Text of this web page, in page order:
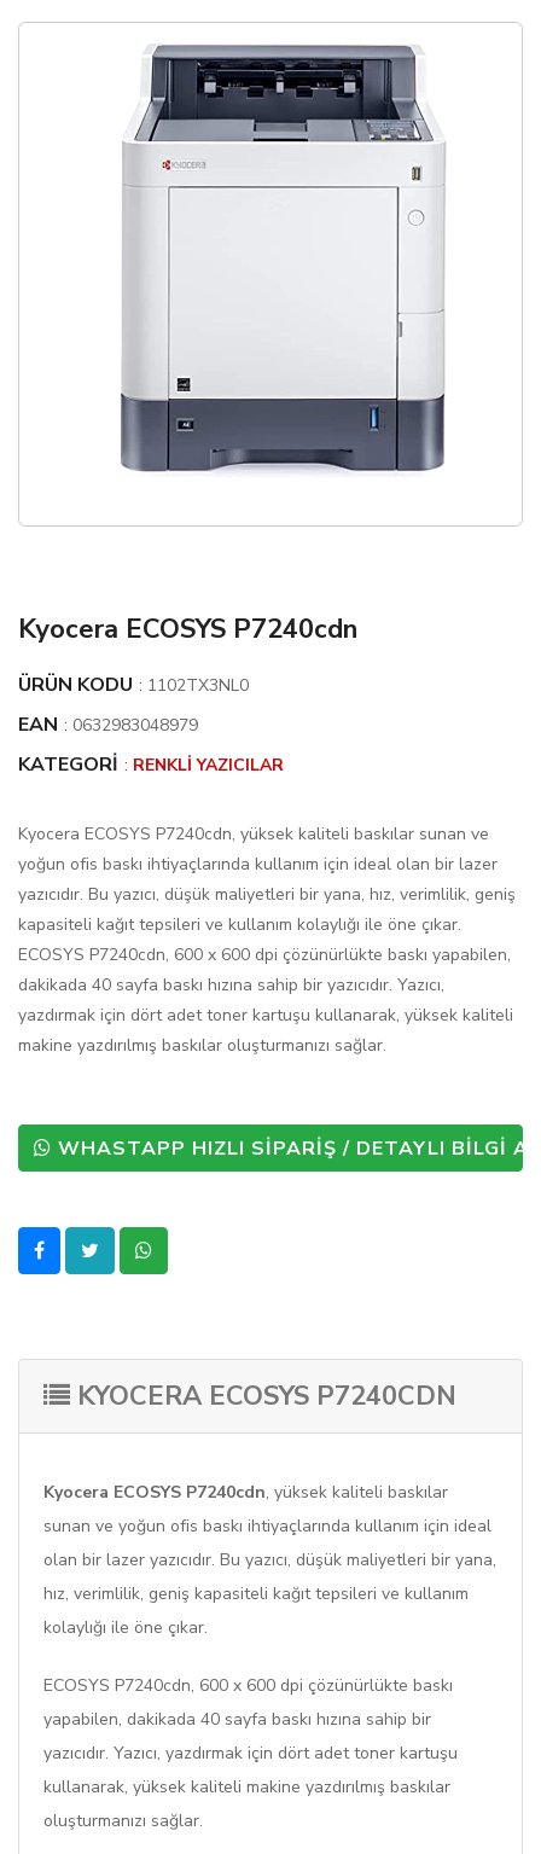
Kyocera ECOSYS P7240cdn
ÜRÜN KODU : 1102TX3NL0
EAN : 0632983048979
KATEGORI : RENKLI YAZICILAR
Kyocera ECOSYS P7240cdn, yüksek kaliteli baskılar sunan ve
yoğun ofis baskı ihtiyaçlarında kullanım için ideal olan bir lazer
yazıcıdır. Bu yazıcı, düşük maliyetleri bir yana, hız, verimlilik, geniş
kapasiteli kağıt tepsileri ve kullanım kolaylığı ile öne çıkar.
ECOSYS P7240cdn, 600 x 600 dpi çözünürlükte baskı yapabilen,
dakikada 40 sayfa baskı hızına sahip bir yazıcıdır. Yazıcı,
yazdırmak için dört adet toner kartuşu kullanarak, yüksek kaliteli
makine yazdırılmış baskılar oluşturmanızı sağlar.
WHASTAPP HIZLI SİPARİŞ / DETAYLI BİLGİ AL
KYOCERA ECOSYS P7240CDN
Kyocera ECOSYS P7240cdn, yüksek kaliteli baskılar
sunan ve yoğun ofis baskı ihtiyaçlarında kullanım için ideal
olan bir lazer yazıcıdır. Bu yazıcı, düşük maliyetleri bir yana,
hız, verimlilik, geniş kapasiteli kağıt tepsileri ve kullanım
kolaylığı ile öne çıkar.
ECOSYS P7240cdn, 600 x 600 dpi çözünürlükte baskı
yapabilen, dakikada 40 sayfa baskı hızına sahip bir
yazıcıdır. Yazıcı, yazdırmak için dört adet toner kartuşu
kullanarak, yüksek kaliteli makine yazdırılmış baskılar
oluşturmanızı sağlar.